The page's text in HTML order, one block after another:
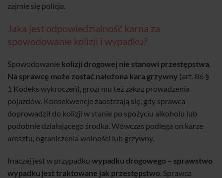
zajmie się policja.
Jaka jest odpowiedzialność karna za
spowodowanie kolizji i wypadku?
Spowodowanie kolizji drogowej nie stanowi przestępstwa.
Na sprawcę może zostać nałożona kara grzywny (art. 86 §
1 Kodeks wykroczeń), grozi mu też zakaz prowadzenia
pojazdów. Konsekwencje zaostrzają się, gdy sprawca
doprowadził do kolizji w stanie po spożyciu alkoholu lub
podobnie działającego środka. Wówczas podlega on karze
aresztu, ograniczenia wolności lub grzywny.
Inaczej jest w przypadku wypadku drogowego – sprawstwo
wypadku jest traktowane jak przestępstwo. Sprawca